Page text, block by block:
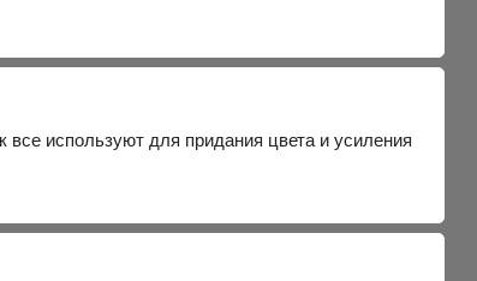
используют для придания цвета и усиления